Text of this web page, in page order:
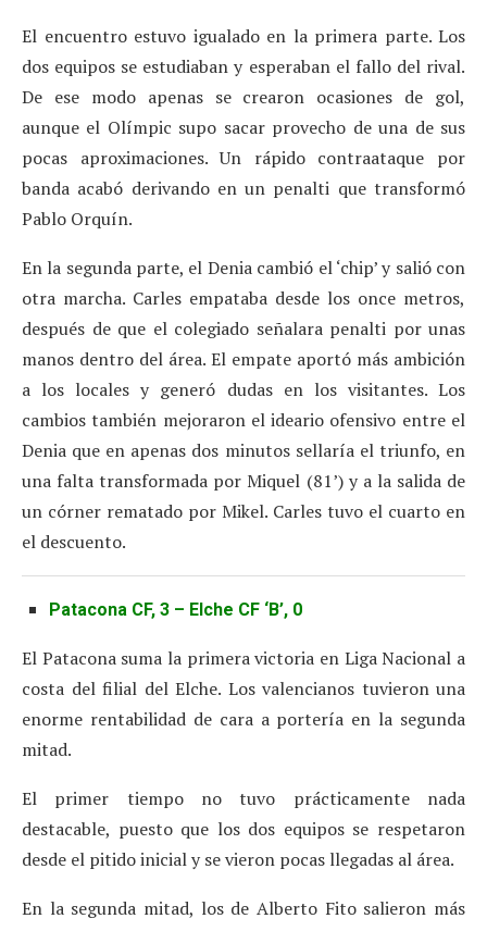
El encuentro estuvo igualado en la primera parte. Los
dos equipos se estudiaban y esperaban el fallo del rival.
De ese modo apenas se crearon ocasiones de gol,
aunque el Olímpic supo sacar provecho de una de sus
pocas aproximaciones. Un rápido contraataque por
banda acabó derivando en un penalti que transformó
Pablo Orquín.
En la segunda parte, el Denia cambió el ‘chip’ y salió con
otra marcha. Carles empataba desde los once metros,
después de que el colegiado señalara penalti por unas
manos dentro del área. El empate aportó más ambición
a los locales y generó dudas en los visitantes. Los
cambios también mejoraron el ideario ofensivo entre el
Denia que en apenas dos minutos sellaría el triunfo, en
una falta transformada por Miquel (81’) y a la salida de
un córner rematado por Mikel. Carles tuvo el cuarto en
el descuento.
Patacona CF, 3 – Elche CF ‘B’, 0
El Patacona suma la primera victoria en Liga Nacional a
costa del filial del Elche. Los valencianos tuvieron una
enorme rentabilidad de cara a portería en la segunda
mitad.
El primer tiempo no tuvo prácticamente nada
destacable, puesto que los dos equipos se respetaron
desde el pitido inicial y se vieron pocas llegadas al área.
En la segunda mitad, los de Alberto Fito salieron más